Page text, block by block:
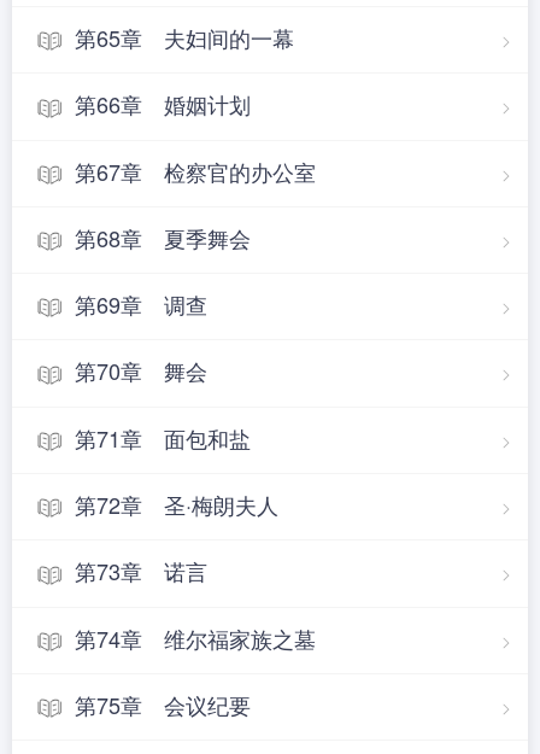
第65章 夫妇间的一幕
第66章 婚姻计划
第67章 检察官的办公室
第68章 夏季舞会
第69章 调查
第70章 舞会
第71章 面包和盐
第72章 圣·梅朗夫人
第73章 诺言
第74章 维尔福家族之墓
第75章 会议纪要